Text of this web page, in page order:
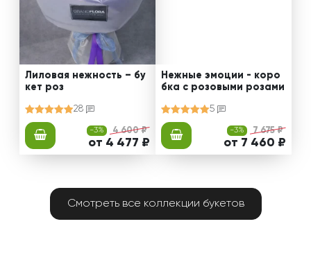
Лиловая нежность – бу
кет роз
28
-3% 4 600 ₽
от 4 477 ₽
Нежные эмоции - коро
бка с розовыми розами
5
-3% 7 675 ₽
от 7 460 ₽
Смотреть все коллекции букетов